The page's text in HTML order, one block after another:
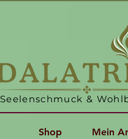
Seelenschmuck &
Shop Mein